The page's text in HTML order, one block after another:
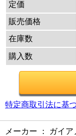
定価
販売価格
在庫数
購入数
特定商取引法に基
メーカー ： ガイア